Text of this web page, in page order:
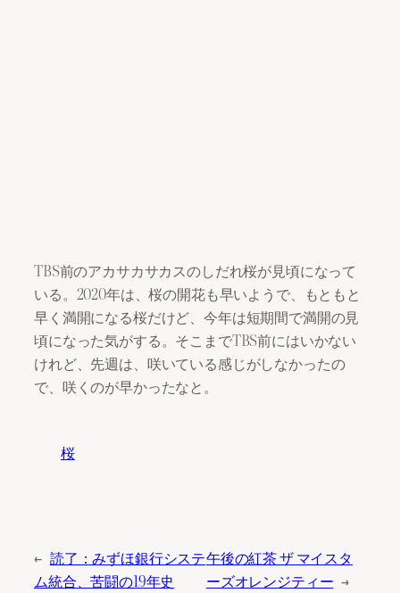
TBS前のアカサカサカスのしだれ桜が見頃になって
いる。2020年は、桜の開花も早いようで、もともと
早く満開になる桜だけど、今年は短期間で満開の見
頃になった気がする。そこまでTBS前にはいかない
けれど、先週は、咲いている感じがしなかったの
で、咲くのが早かったなと。
桜
← 読了：みずほ銀行システ
ム統合、苦闘の19年史
午後の紅茶 ザ マイスタ
ーズオレンジティー →